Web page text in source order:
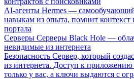
AI-агенты Hermes —
навыкам из опыта, помнит контекст
портала
Серверы Серверы Black Hole —
невидимые из интернета
Безопасность Сервер, который
из интернета. Доступ к
только у вас, а ключи выдаются с